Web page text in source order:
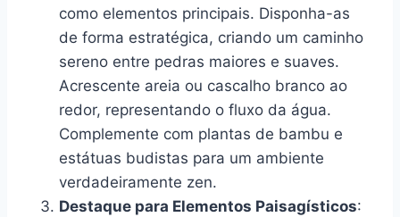
como elementos principais. Disponha-as
de forma estratégica, criando um caminho
sereno entre pedras maiores e suaves.
Acrescente areia ou cascalho branco ao
redor, representando o fluxo da água.
Complemente com plantas de bambu e
estátuas budistas para um ambiente
verdadeiramente zen.
Destaque para Elementos Paisagísticos: